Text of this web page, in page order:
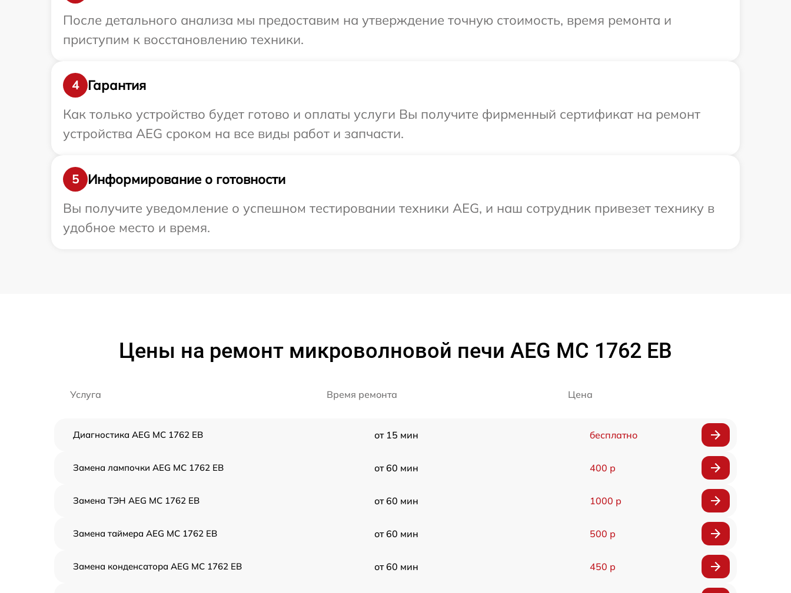
После детального анализа мы предоставим на утверждение точную стоимость, время ремонта и
приступим к восстановлению техники.
4
Гарантия
Как только устройство будет готово и оплаты услуги Вы получите фирменный сертификат на ремонт
устройства AEG сроком на все виды работ и запчасти.
5
Информирование о готовности
Вы получите уведомление о успешном тестировании техники AEG, и наш сотрудник привезет технику в
удобное место и время.
Цены на ремонт микроволновой печи AEG MC 1762 EB
Услуга Время ремонта Цена
Диагностика AEG MC 1762 EB от 15 мин бесплатно
Замена лампочки AEG MC 1762 EB от 60 мин 400 р
Замена ТЭН AEG MC 1762 EB от 60 мин 1000 р
Замена таймера AEG MC 1762 EB от 60 мин 500 р
Замена конденсатора AEG MC 1762 EB от 60 мин 450 р